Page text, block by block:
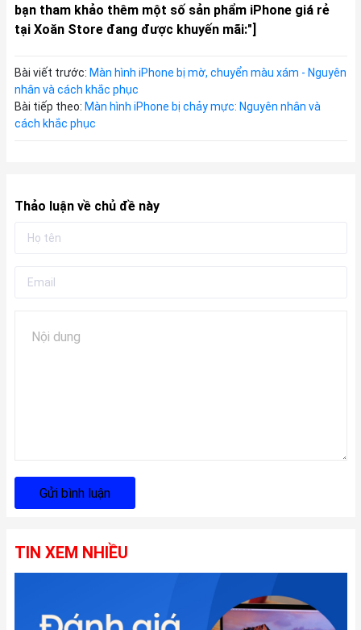
bạn tham khảo thêm một số sản phẩm iPhone giá rẻ
tại Xoăn Store đang được khuyến mãi:"]
Bài viết trước: Màn hình iPhone bị mờ, chuyển màu xám - Nguyên
nhân và cách khắc phục
Bài tiếp theo: Màn hình iPhone bị chảy mực: Nguyên nhân và
cách khắc phục
Thảo luận về chủ đề này
Gửi bình luận
TIN XEM NHIỀU